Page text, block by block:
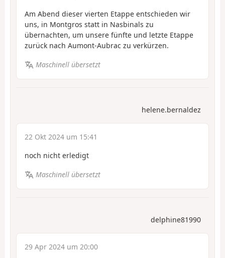
Am Abend dieser vierten Etappe entschieden wir
uns, in Montgros statt in Nasbinals zu
übernachten, um unsere fünfte und letzte Etappe
zurück nach Aumont-Aubrac zu verkürzen.
Maschinell übersetzt
helene.bernaldez
22 Okt 2024 um 15:41
noch nicht erledigt
Maschinell übersetzt
delphine81990
29 Apr 2024 um 20:00